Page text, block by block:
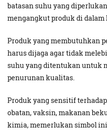
batasan suhu yang
mengangkut produk di dalam
Produk yang membutuhkan
harus dijaga agar tidak
suhu yang ditentukan untuk
penurunan kualitas.
Produk yang sensitif
obatan, vaksin, makanan
kimia, memerlukan simbol